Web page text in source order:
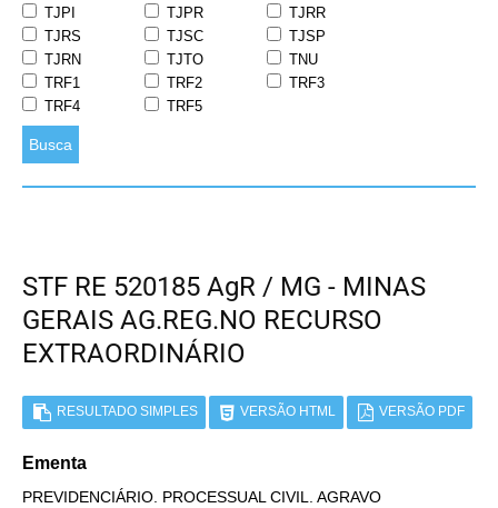
TJPI
TJPR
TJRR
TJRS
TJSC
TJSP
TJRN
TJTO
TNU
TRF1
TRF2
TRF3
TRF4
TRF5
Busca
STF RE 520185 AgR / MG - MINAS
GERAIS AG.REG.NO RECURSO
EXTRAORDINÁRIO
RESULTADO SIMPLES VERSÃO HTML VERSÃO PDF
Ementa
PREVIDENCIÁRIO. PROCESSUAL CIVIL. AGRAVO